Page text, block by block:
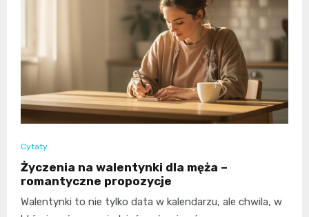
Cytaty
Życzenia na walentynki dla męża –
romantyczne propozycje
Walentynki to nie tylko data w kalendarzu, ale chwila, w